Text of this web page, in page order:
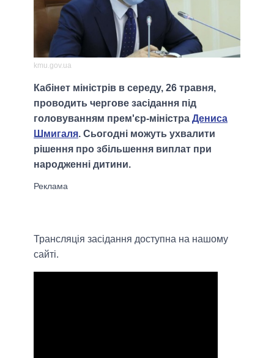
kmu.gov.ua
Кабінет міністрів в середу, 26 травня,
проводить чергове засідання під
головуванням прем'єр-міністра Дениса
Шмигаля. Сьогодні можуть ухвалити
рішення про збільшення виплат при
народженні дитини.
Трансляція засідання доступна на нашому
сайті.